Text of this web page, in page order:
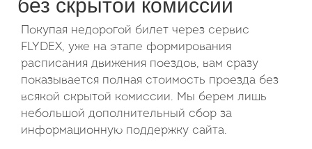
Покупая недорогой билет через сервис
FLYDEX, уже на этапе формирования
расписания движения поездов, вам сразу
показывается полная стоимость проезда без
всякой скрытой комиссии. Мы берем лишь
небольшой дополнительный сбор за
информационную поддержку сайта.